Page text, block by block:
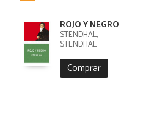
ROJO Y NEGRO
STENDHAL,
STENDHAL
Comprar